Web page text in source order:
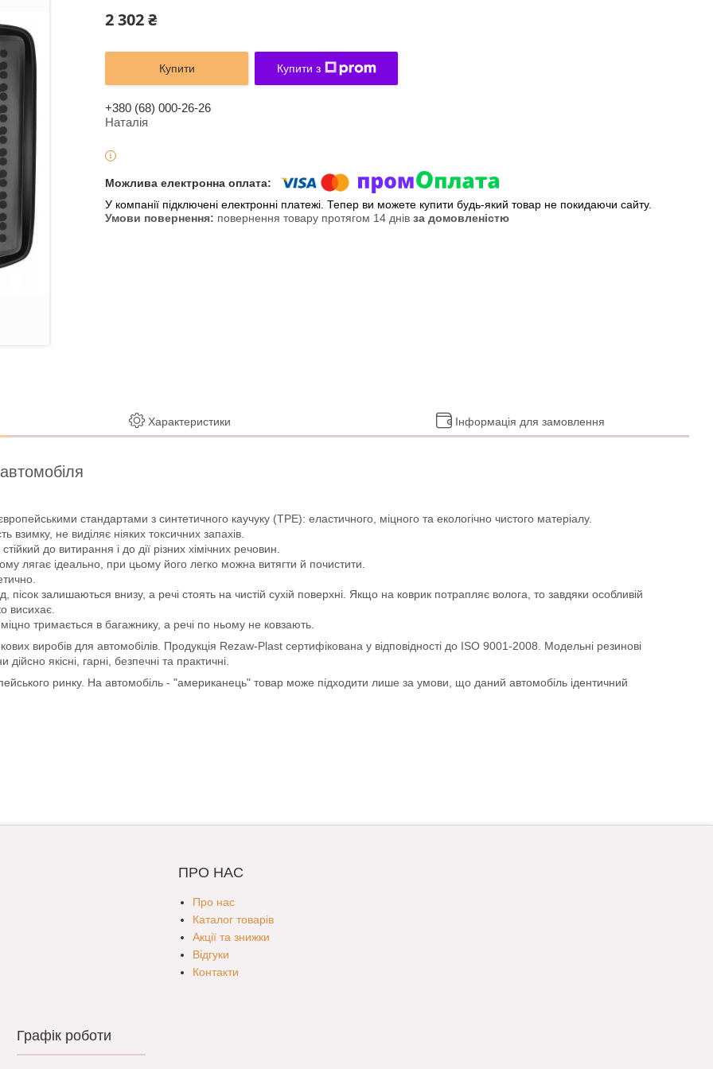
2 302 ₴
Купити Купити з
+380 (68) 000-26-26
Наталія
У компанії підключені електронні платежі. Тепер ви можете купити будь-який товар не покидаючи сайту.
повернення товару протягом 14 днів за домовленістю
Характеристики Інформація для замовлення
стандартами з синтетичного каучуку (ТРЕ): еластичного, міцного та екологічно чистого матеріалу.
взимку, не виділяє ніяких токсичних запахів.
до витирання і до дії різних хімічних речовин.
лягає ідеально, при цьому його легко можна витягти й почистити.
залишаються внизу, а речі стоять на чистій сухій поверхні. Якщо на коврик потрапляє волога, то завдяки особливій
висихає.
тримається в багажнику, а речі по ньому не ковзають.
виробів для автомобілів. Продукція Rezaw-Plast сертифікована у відповідності до ISO 9001-2008. Модельні резинові
якісні, гарні, безпечні та практичні.
ринку. На автомобіль - "американець" товар може підходити лише за умови, що даний автомобіль ідентичний
ПРО НАС
Про нас
Каталог товарів
Акції та знижки
Відгуки
Контакти
Графік роботи